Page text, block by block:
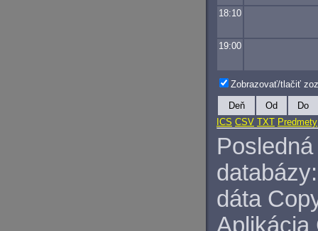
18:10
19:00
Zobrazovať/tlačiť
Deň Od
Do
ICS CSV TXT Predmety
databázy:
dáta
Aplikácia